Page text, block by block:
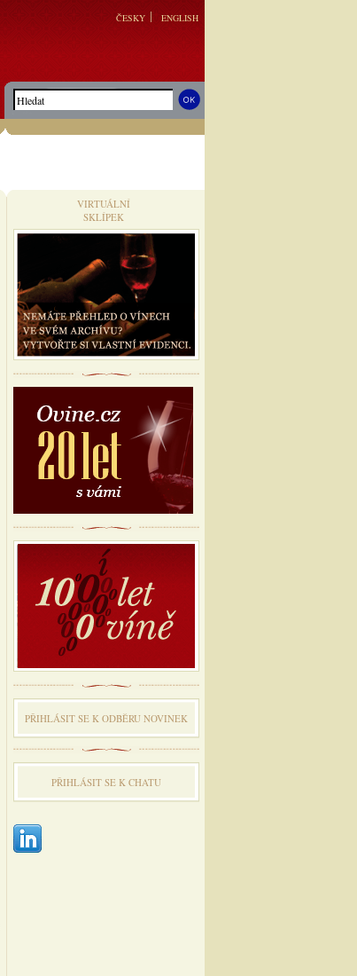
ČESKY ENGLISH
VIRTUÁLNÍ
SKLÍPEK
PŘIHLÁSIT SE K ODBĔRU NOVINEK
PŘIHLÁSIT SE K CHATU